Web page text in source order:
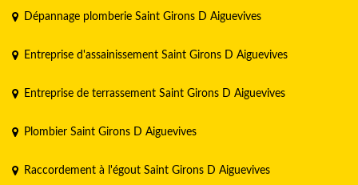
Dépannage plomberie Saint Girons D Aiguevives
Entreprise d'assainissement Saint Girons D Aiguevives
Entreprise de terrassement Saint Girons D Aiguevives
Plombier Saint Girons D Aiguevives
Raccordement à l'égout Saint Girons D Aiguevives